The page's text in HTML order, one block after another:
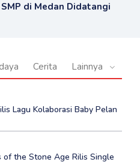
di Medan Didatangi
Cerita Lainnya
Lagu Kolaborasi Baby Pelan
of the Stone Age Rilis Single